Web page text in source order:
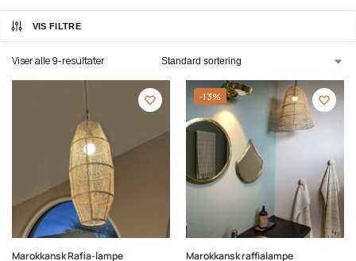
VIS FILTRE
Viser alle 9-resultater
Marokkansk Rafia-lampe
-13%
Marokkansk raffialampe